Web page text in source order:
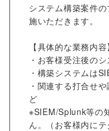
システム構築案件
施いただきます。
【具体的な業務内容
・お客様受注後の
・構築システムは
・関連する打合せ
ど
※SIEM/Splunk等の
ん。（お客様内に